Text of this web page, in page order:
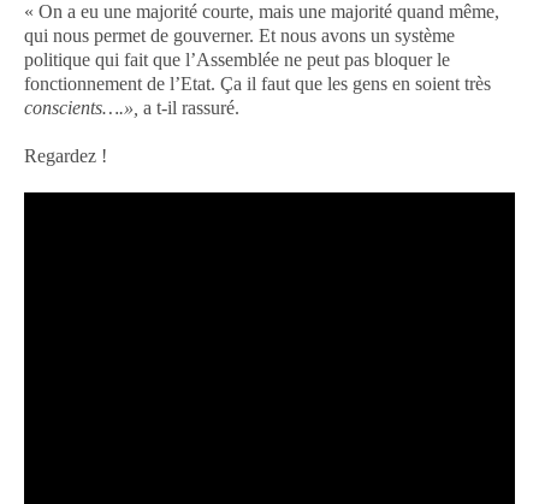
« On a eu une majorité courte, mais une majorité quand même,
qui nous permet de gouverner. Et nous avons un système
politique qui fait que l’Assemblée ne peut pas bloquer le
fonctionnement de l’Etat. Ça il faut que les gens en soient très
conscients….», a t-il rassuré.
Regardez !